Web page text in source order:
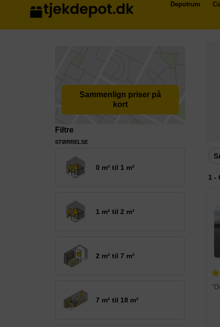
Depotrum
Sammenlign priser på
kort
Filtre
STØRRELSE
0 m² til 1 m²
1 m² til 2 m²
2 m² til 7 m²
7 m² til 18 m²
1 -